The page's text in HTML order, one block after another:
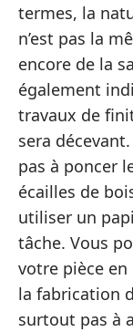
termes, la
n’est pas la
encore de la
également
travaux de
sera
pas à poncer
écailles de
utiliser un
tâche. Vous
votre pièce
la fabrication
surtout pas à